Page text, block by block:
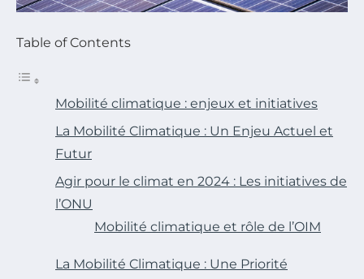
Table of Contents
Mobilité climatique : enjeux et initiatives
La Mobilité Climatique : Un Enjeu Actuel et
Futur
Agir pour le climat en 2024 : Les initiatives de
l’ONU
Mobilité climatique et rôle de l’OIM
La Mobilité Climatique : Une Priorité